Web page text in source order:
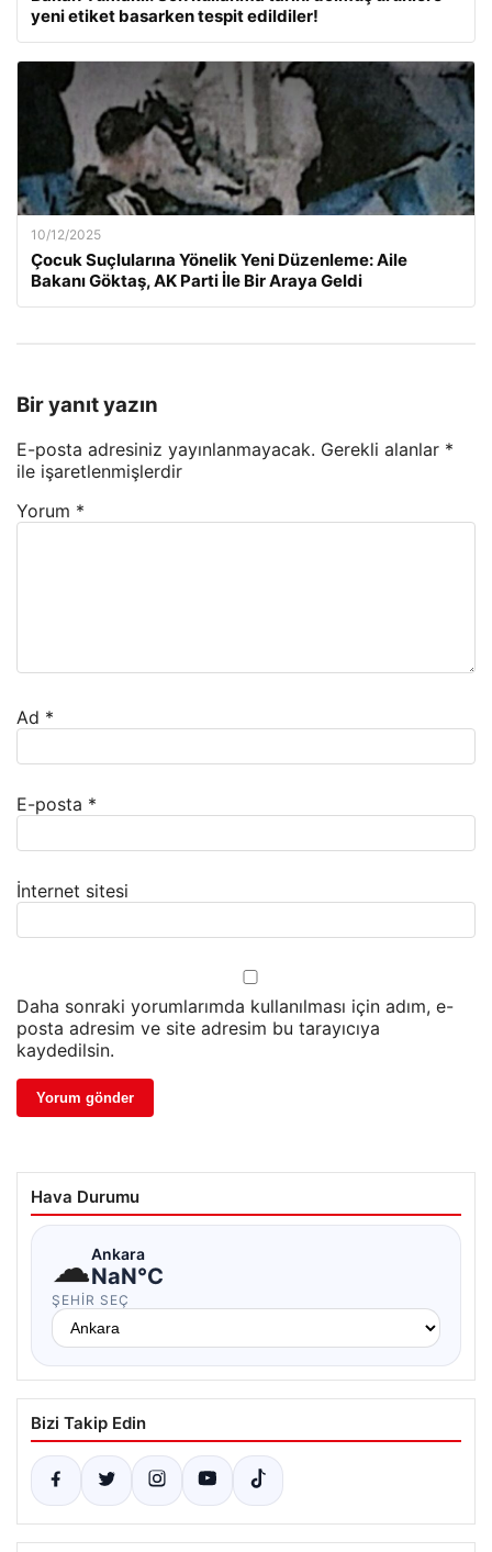
yeni etiket basarken tespit edildiler!
10/12/2025
Çocuk Suçlularına Yönelik Yeni Düzenleme: Aile
Bakanı Göktaş, AK Parti İle Bir Araya Geldi
Bir yanıt yazın
E-posta adresiniz yayınlanmayacak. Gerekli alanlar *
ile işaretlenmişlerdir
Yorum *
Ad *
E-posta *
İnternet sitesi
Daha sonraki yorumlarımda kullanılması için adım, e-
posta adresim ve site adresim bu tarayıcıya
kaydedilsin.
Hava Durumu
☁Ankara
NaN°C
ŞEHIR SEÇ
Bizi Takip Edin